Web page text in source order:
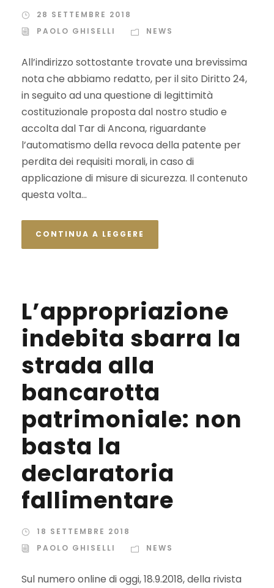
28 SETTEMBRE 2018
PAOLO GHISELLI
NEWS
All’indirizzo sottostante trovate una brevissima
nota che abbiamo redatto, per il sito Diritto 24,
in seguito ad una questione di legittimità
costituzionale proposta dal nostro studio e
accolta dal Tar di Ancona, riguardante
l’automatismo della revoca della patente per
perdita dei requisiti morali, in caso di
applicazione di misure di sicurezza. Il contenuto
questa volta...
CONTINUA A LEGGERE
L’appropriazione
indebita sbarra la
strada alla
bancarotta
patrimoniale: non
basta la
declaratoria
fallimentare
18 SETTEMBRE 2018
PAOLO GHISELLI
NEWS
Sul numero online di oggi, 18.9.2018, della rivista